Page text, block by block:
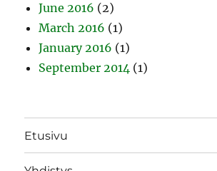
June 2016 (2)
March 2016 (1)
January 2016 (1)
September 2014 (1)
Etusivu